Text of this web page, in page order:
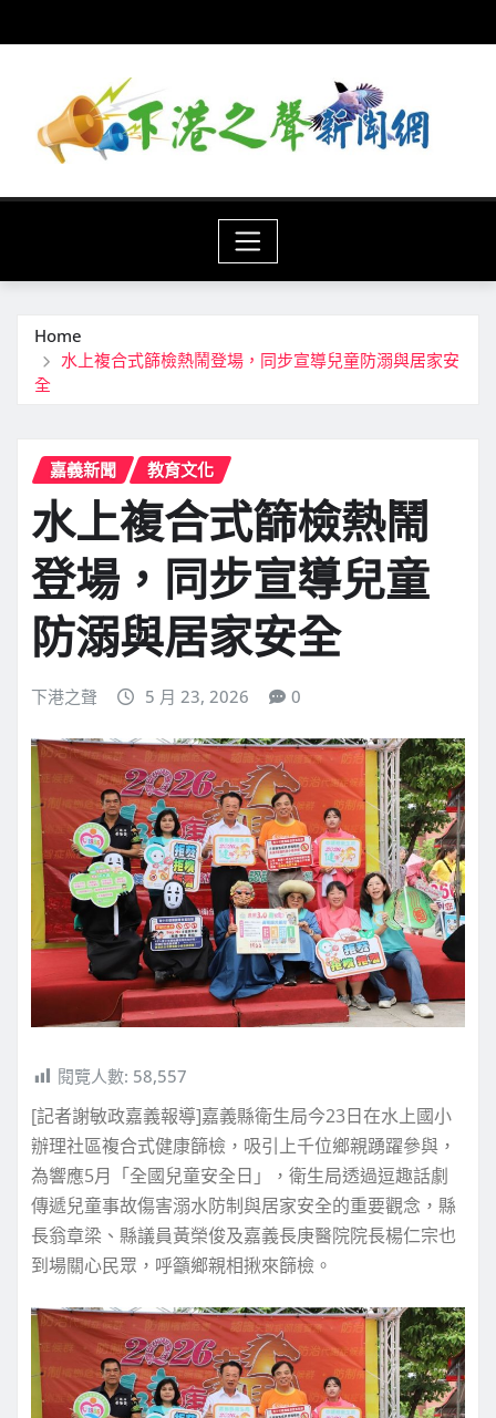
to
Home
水上複合式篩檢熱鬧登場，同步宣導兒童防溺與居家安
全
嘉義新聞 教育文化
水上複合式篩檢熱鬧
登場，同步宣導兒童
防溺與居家安全
下港之聲 5 月 23, 2026 0
閱覽人數: 58,557
[記者謝敏政嘉義報導]嘉義縣衛生局今23日在水上國小
辦理社區複合式健康篩檢，吸引上千位鄉親踴躍參與，
為響應5月「全國兒童安全日」，衛生局透過逗趣話劇
傳遞兒童事故傷害溺水防制與居家安全的重要觀念，縣
長翁章梁、縣議員黃榮俊及嘉義長庚醫院院長楊仁宗也
到場關心民眾，呼籲鄉親相揪來篩檢。